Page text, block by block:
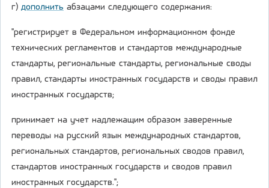
г) дополнить абзацами следующего содержания:
"регистрирует в Федеральном информационном фонде
технических регламентов и стандартов международные
стандарты, региональные стандарты, региональные своды
правил, стандарты иностранных государств и своды правил
иностранных государств;
принимает на учет надлежащим образом заверенные
переводы на русский язык международных стандартов,
региональных стандартов, региональных сводов правил,
стандартов иностранных государств и сводов правил
иностранных государств.";